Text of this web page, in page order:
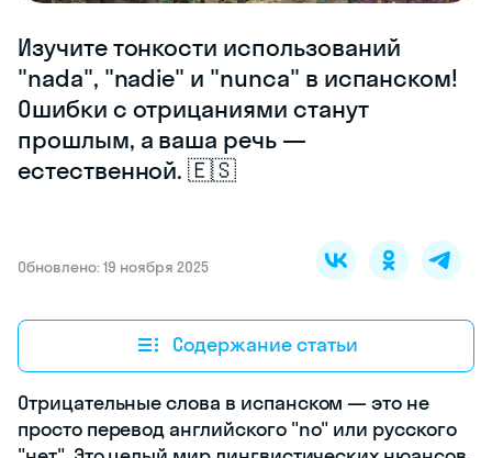
Изучите тонкости использований
"nada", "nadie" и "nunca" в испанском!
Ошибки с отрицаниями станут
прошлым, а ваша речь —
естественной. 🇪🇸
Обновлено: 19 ноября 2025
Содержание статьи
Отрицательные слова в испанском — это не
просто перевод английского "no" или русского